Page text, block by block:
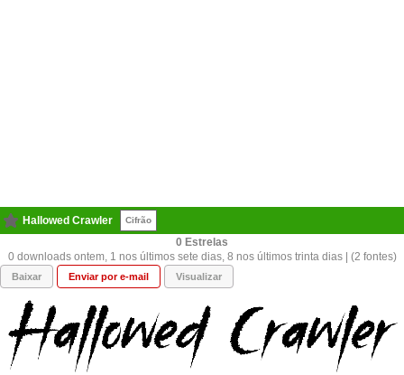
Hallowed Crawler Cifrão
0
0 downloads ontem, 1 nos últimos sete dias, 8 nos últimos trinta dias | (2 fontes)
Baixar Enviar por e-mail Visualizar